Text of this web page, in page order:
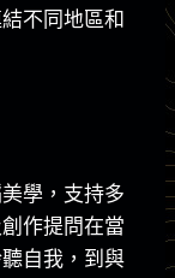
不同地區和
學，支持多
作提問在當
自我，到與